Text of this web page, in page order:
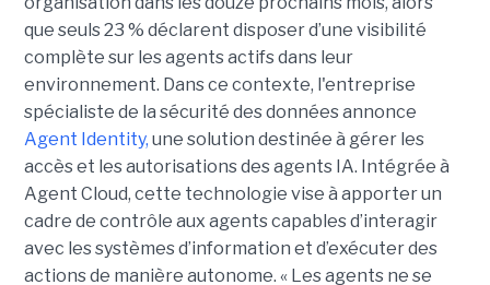
que seuls 23 % déclarent disposer d’une visibilité
complète sur les agents actifs dans leur
environnement. Dans ce contexte, l'entreprise
spécialiste de la sécurité des données annonce
Agent Identity, une solution destinée à gérer les
accès et les autorisations des agents IA. Intégrée à
Agent Cloud, cette technologie vise à apporter un
cadre de contrôle aux agents capables d’interagir
avec les systèmes d’information et d’exécuter des
actions de manière autonome. « Les agents ne se